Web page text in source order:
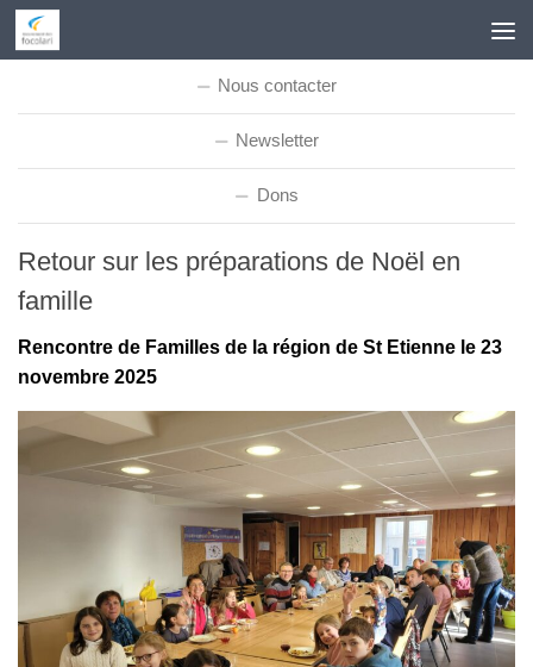
Skip to content
Nous contacter
Newsletter
Dons
Retour sur les préparations de Noël en
famille
Rencontre de Familles de la région de St Etienne le 23
novembre 2025